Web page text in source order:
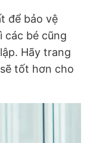
để bảo vệ
các bé cũng
Hãy trang
tốt hơn cho